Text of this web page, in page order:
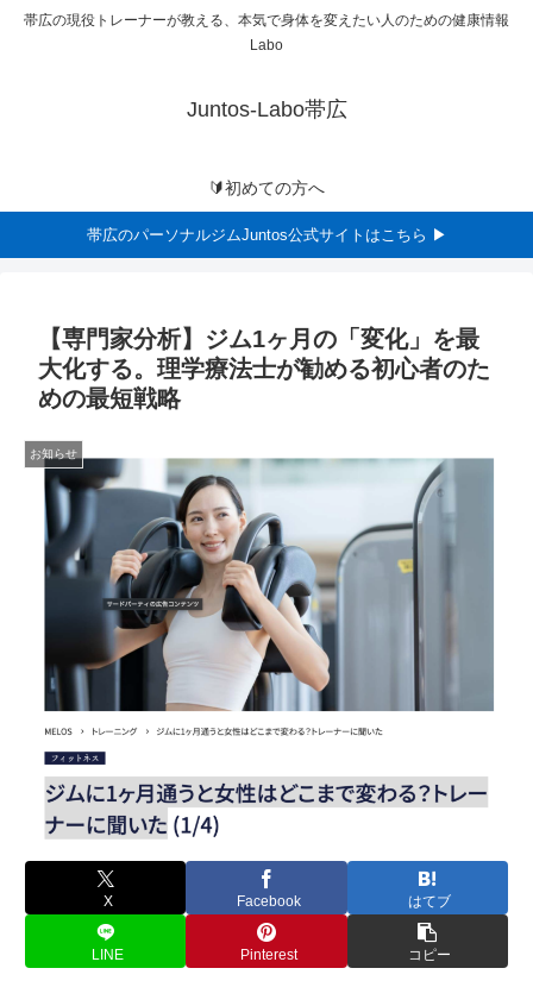
帯広の現役トレーナーが教える、本気で身体を変えたい人のための健康情報
Labo
Juntos-Labo帯広
🔰初めての方へ
帯広のパーソナルジムJuntos公式サイトはこちら ▶
【専門家分析】ジム1ヶ月の「変化」を最
大化する。理学療法士が勧める初心者のた
めの最短戦略
お知らせ
X Facebook はてブ
LINE Pinterest コピー